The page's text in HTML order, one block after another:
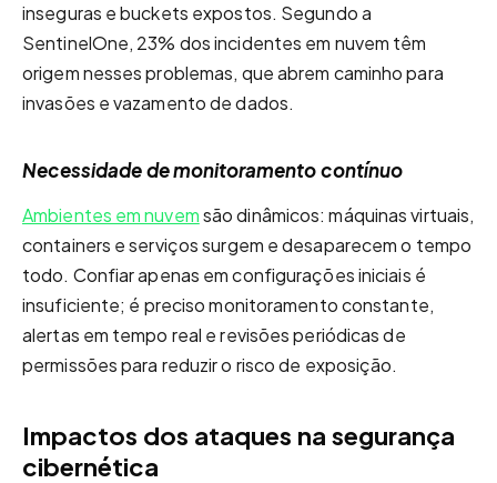
inseguras e buckets expostos. Segundo a
SentinelOne, 23% dos incidentes em nuvem têm
origem nesses problemas, que abrem caminho para
invasões e vazamento de dados.
Necessidade de monitoramento contínuo
Ambientes em nuvemsão dinâmicos: máquinas virtuais,
containers e serviços surgem e desaparecem o tempo
todo. Confiar apenas em configurações iniciais é
insuficiente; é preciso monitoramento constante,
alertas em tempo real e revisões periódicas de
permissões para reduzir o risco de exposição.
Impactos dos ataques na segurança
cibernética